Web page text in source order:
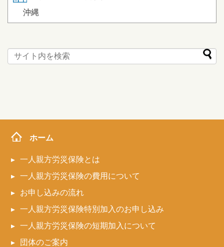
沖縄
ホーム
一人親方労災保険とは
一人親方労災保険の費用について
お申し込みの流れ
一人親方労災保険特別加入のお申し込み
一人親方労災保険の短期加入について
団体のご案内